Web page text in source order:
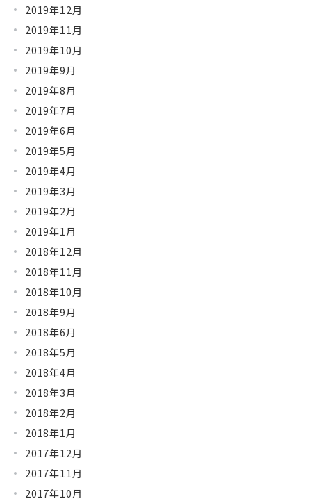
2019年12月
2019年11月
2019年10月
2019年9月
2019年8月
2019年7月
2019年6月
2019年5月
2019年4月
2019年3月
2019年2月
2019年1月
2018年12月
2018年11月
2018年10月
2018年9月
2018年6月
2018年5月
2018年4月
2018年3月
2018年2月
2018年1月
2017年12月
2017年11月
2017年10月